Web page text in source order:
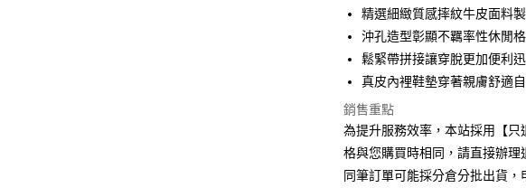
合作金庫商業銀行
華南商業銀行
國泰世華商業銀行
臺灣中小企業銀行
匯豐（台灣）商業銀行
聯邦商業銀行
玉山商業銀行
台新國際商業銀行
6 期 0 利率 每期NT$513
合作金庫商業銀行
華南商業銀行
上海商業儲蓄銀行
臺灣中小企業銀行
匯豐（台灣）商業銀行
聯邦商業銀行
元大商業銀行
12 期 0 利率 每期NT$256
合作金庫商業銀行
華南商業銀行
上海商業儲蓄銀行
國泰世華商業銀行
臺灣中小企業銀行
匯豐（台灣）商業銀行
聯邦商業銀行
LINE Pay
Apple Pay
街口支付
悠遊付
精選細緻質感摔紋牛皮面料
沖孔造型彰顯不羈率性休閒
鬆緊帶拼接讓穿脫更加便利
真皮內裡鞋墊穿著親膚舒適
銷售重點
為提升服務效率，本站採用【
格與您購買時相同，請直接辦理
同筆訂單可能採分倉分批出貨